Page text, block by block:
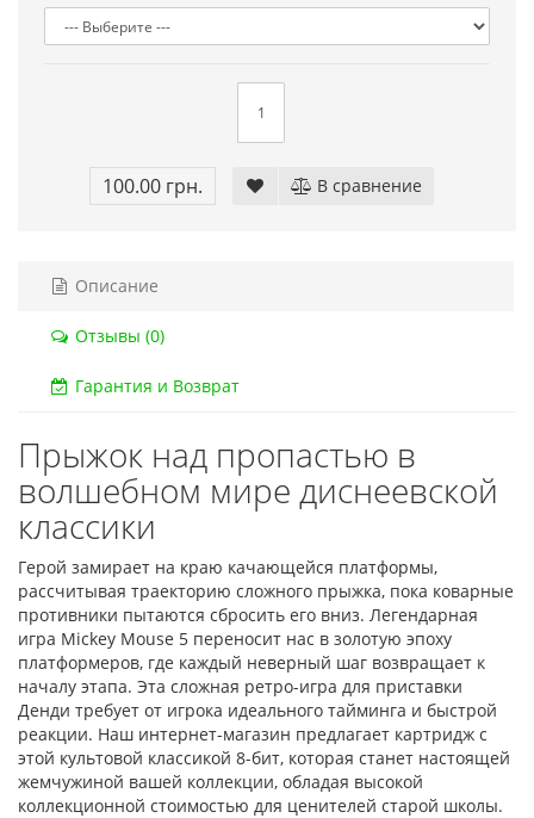
Сега Мега Драйв 2 (ОРИГИНАЛЬНОЕ
Код товара:832
79 отзывов
Сега МД 1 HD
100.00 грн. В сравнение
Описание
Отзывы (0)
Гарантия и Возврат
Прыжок над пропастью в
волшебном мире диснеевской
классики
Герой замирает на краю качающейся платформы,
рассчитывая траекторию сложного прыжка, пока коварные
противники пытаются сбросить его вниз. Легендарная
игра Mickey Mouse 5 переносит нас в золотую эпоху
платформеров, где каждый неверный шаг возвращает к
началу этапа. Эта сложная ретро-игра для приставки
Денди требует от игрока идеального тайминга и быстрой
реакции. Наш интернет-магазин предлагает картридж с
этой культовой классикой 8-бит, которая станет настоящей
жемчужиной вашей коллекции, обладая высокой
коллекционной стоимостью для ценителей старой школы.